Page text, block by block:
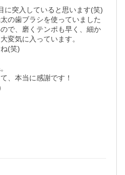
に突入していると思います(笑)
の歯ブラシを使っていました
で、磨くテンポも早く、細か
変気に入っています。
(笑)
、本当に感謝です！